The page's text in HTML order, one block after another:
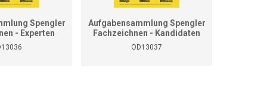
Spengler
- Experten
Aufgabensammlung Spengler
Fachzeichnen - Kandidaten
OD13037